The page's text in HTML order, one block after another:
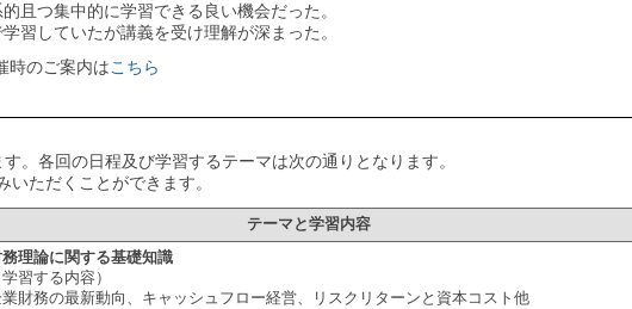
的且つ集中的に学習できる良い機会だった。
学習していたが講義を受け理解が深まった。
時のご案内はこちら
。各回の日程及び学習するテーマは次の通りとなります。
いただくことができます。
テーマと学習内容
務理論に関する基礎知識
学習する内容）
財務の最新動向、キャッシュフロー経営、リスクリターンと資本コスト他